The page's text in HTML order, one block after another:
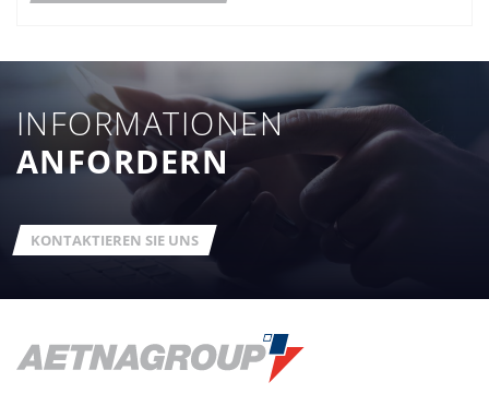
INFORMATIONEN
ANFORDERN
KONTAKTIEREN SIE UNS